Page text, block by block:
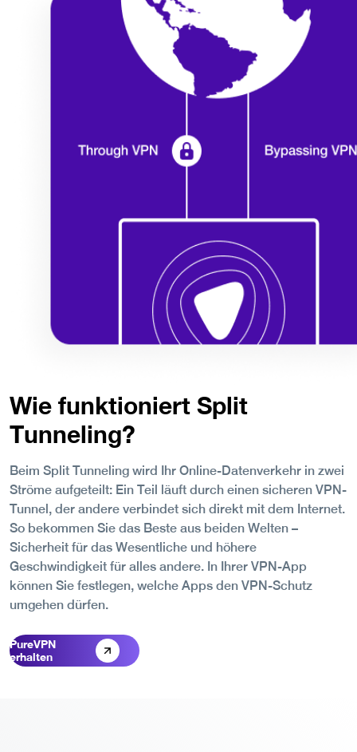
Wie funktioniert Split
Tunneling?
Beim Split Tunneling wird Ihr Online-Datenverkehr in zwei
Ströme aufgeteilt: Ein Teil läuft durch einen sicheren VPN-
Tunnel, der andere verbindet sich direkt mit dem Internet.
So bekommen Sie das Beste aus beiden Welten –
Sicherheit für das Wesentliche und höhere
Geschwindigkeit für alles andere. In Ihrer VPN-App
können Sie festlegen, welche Apps den VPN-Schutz
umgehen dürfen.
PureVPN
erhalten